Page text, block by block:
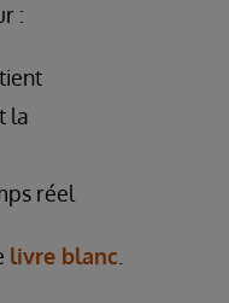
:
la
réel
livre blanc